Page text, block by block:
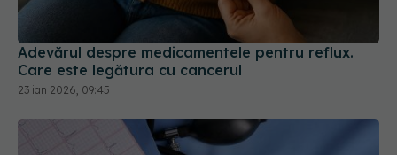
Adevărul despre medicamentele pentru reflux.
Care este legătura cu cancerul
23 ian 2026, 09:45